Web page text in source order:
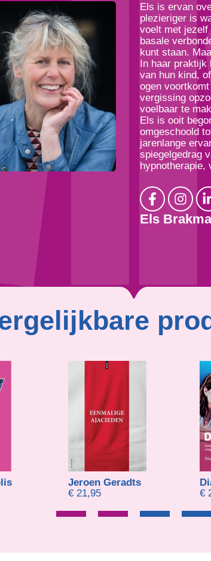
Els is ervan
plezieriger is
voelt met
basale
kunt staan.
In haar praktijk
van hun kind,
ogen voortkomt
vergissing
voelbaar te
Els is ooit
omgeschoold
jarenlange
spiegelgedrag
hypnotherapie,
Els
Jeroen Geradts
€ 21,95
€